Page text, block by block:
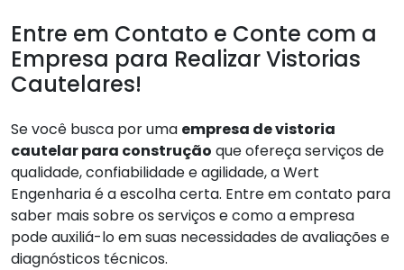
Entre em Contato e Conte com a
Empresa para Realizar Vistorias
Cautelares!
Se você busca por uma empresa de vistoria
cautelar para construção que ofereça serviços de
qualidade, confiabilidade e agilidade, a Wert
Engenharia é a escolha certa. Entre em contato para
saber mais sobre os serviços e como a empresa
pode auxiliá-lo em suas necessidades de avaliações e
diagnósticos técnicos.